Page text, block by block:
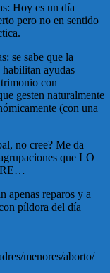
Hoy es un día
pero no en sentido
se sabe que la
habilitan ayudas
con
gesten naturalmente
(con una
no cree? Me da
que LO
apenas reparos y a
píldora del día
menores/aborto/